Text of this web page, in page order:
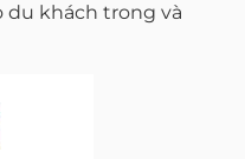
du khách trong và